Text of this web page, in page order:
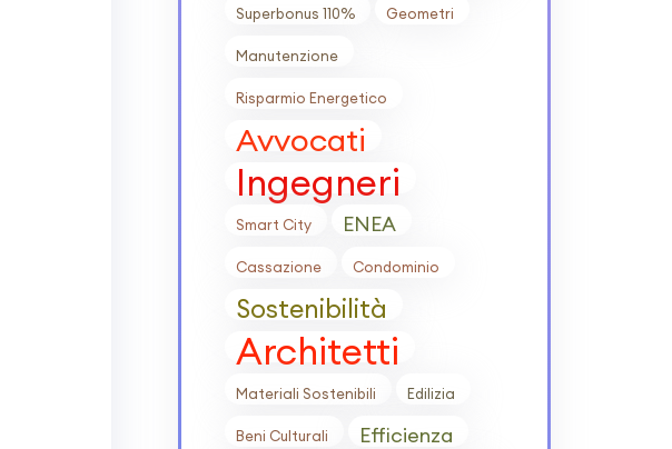
Superbonus 110% Geometri
Manutenzione
Risparmio Energetico
Avvocati
Ingegneri
Smart City ENEA
Cassazione Condominio
Sostenibilità
Architetti
Materiali Sostenibili Edilizia
Beni Culturali
Efficienza